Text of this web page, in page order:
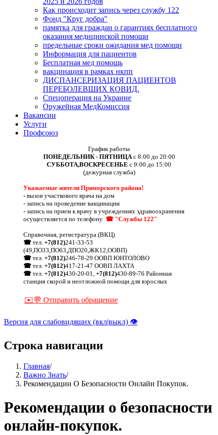
Как происходит запись через службу 122
Фонд "Круг добра"
памятка для граждан о гарантиях бесплатного
оказания медицинской помощи
предельные сроки ожидания мед помощи
Информация для пациентов
Бесплатная мед помощь
вакцинация в рамках нкпп
ДИСПАНСЕРИЗАЦИЯ ПАЦИЕНТОВ
ПЕРЕБОЛЕВШИХ КОВИД.
Спецоперация на Украине
Оружейная МедКомиссия
Вакансии
Услуги
Профсоюз
График работы
ПОНЕДЕЛЬНИК - ПЯТНИЦА с 8:00 до 20:00
СУББОТА,ВОСКРЕСЕНЬЕ с 9:00 до 15:00
(дежурная служба)
Уважаемые жители Приморского района!
- вызов участкового врача на дом
- запись на проведение вакцинации
- запись на прием к врачу в учреждениях здравоохранения
осуществляется по телефону ☎ "Службы 122"
Справочная, регистратура (ВКЦ)
☎ тел. +7(812)241-33-53
(49,ПО33,ПО63,ДПО20,ЖК12,ООВП)
☎ тел. +7(812)246-78-29 ООВП ЮНТОЛОВО
☎ тел. +7(812)417-21-47 ООВП ЛАХТА
☎ тел. +7(812)430-20-01, +7(812)430-89-76 Районная
станция скорой и неотложной помощи для взрослых
✉️💬 Отправить обращение
Версия для слабовидящих (вкл|выкл) 👁
Строка навигации
Главная/
Важно Знать/
Рекомендации О Безопасности Онлайн Покупок.
Рекомендации о безопасности
онлайн-покупок.